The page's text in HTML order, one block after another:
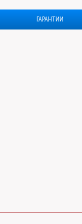
ГАРАНТИИ